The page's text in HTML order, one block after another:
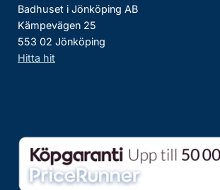
Badhuset i Jönköping AB
Kämpevägen 25
553 02 Jönköping
Hitta hit